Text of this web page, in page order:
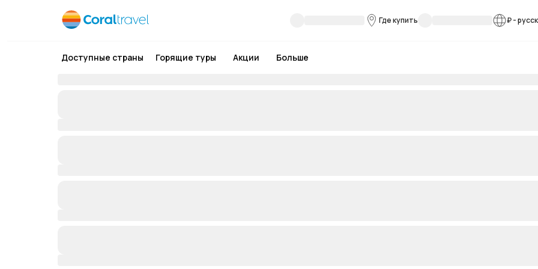
Где купить ₽-
Доступные страны Горящие туры Акции Больше